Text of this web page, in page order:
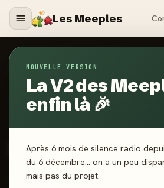
Les Meeples
NOUVELLE VERSION
La V2 des
enfin là 🎉
Après 6 mois de silence radio
du 6 décembre… on a un peu
mais pas du projet.
Jeux/Railroad Tiles
2026·IELLO
Railroad Tiles
1-4 joueurs 8 ans+